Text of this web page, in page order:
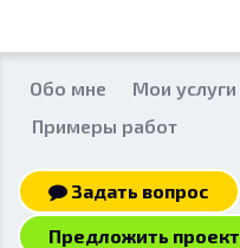
Обо мне Мои услуги
Примеры работ
Задать вопрос
Предложить проект